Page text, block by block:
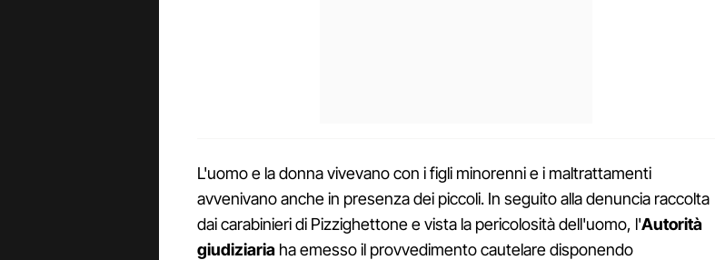
L'uomo e la donna vivevano con i figli minorenni e i maltrattamenti
avvenivano anche in presenza dei piccoli. In seguito alla denuncia raccolta
dai carabinieri di Pizzighettone e vista la pericolosità dell'uomo, l'Autorità
giudiziaria ha emesso il provvedimento cautelare disponendo